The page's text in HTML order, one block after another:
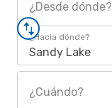
¿Desde dónde?
¿Hacia dónde?
Sandy Lake
¿Cuándo?